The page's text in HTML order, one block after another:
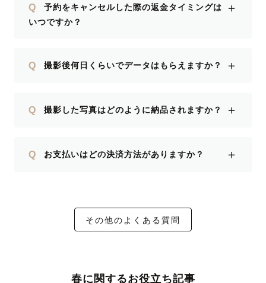
Q
予約をキャンセルした際の返金タイミングは
いつですか？
＋
Q 撮影後何日くらいでデータはもらえますか？ ＋
Q 撮影した写真はどのように納品されますか？ ＋
Q お支払いはどの決済方法がありますか？ ＋
その他のよくある質問
春に関するお役立ち記事